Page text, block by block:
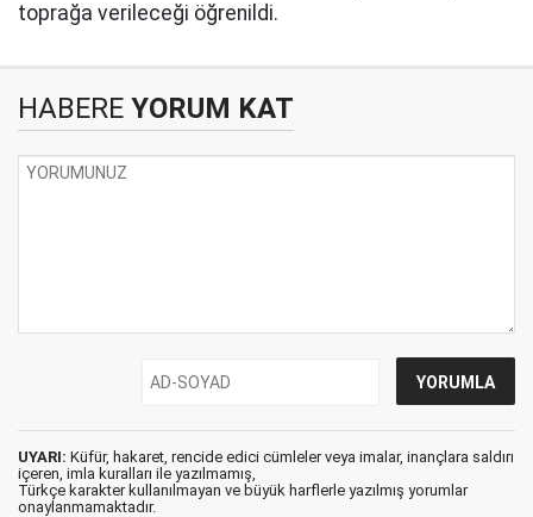
toprağa verileceği öğrenildi.
HABERE YORUM KAT
UYARI: Küfür, hakaret, rencide edici cümleler veya imalar, inançlara saldırı
içeren, imla kuralları ile yazılmamış,
Türkçe karakter kullanılmayan ve büyük harflerle yazılmış yorumlar
onaylanmamaktadır.